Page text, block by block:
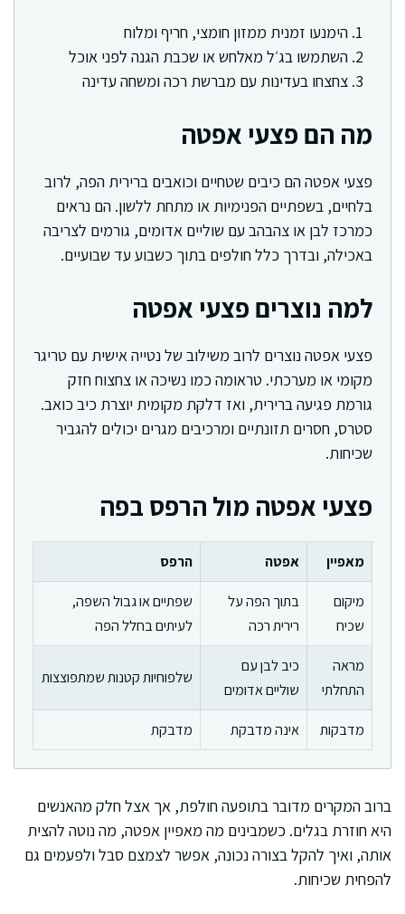
הימנעו זמנית ממזון חומצי, חריף ומלוח
השתמשו בג׳ל מאלחש או שכבת הגנה לפני אוכל
צחצחו בעדינות עם מברשת רכה ומשחה עדינה
מה הם פצעי אפטה
פצעי אפטה הם כיבים שטחיים וכואבים ברירית הפה, לרוב
בלחיים, בשפתיים הפנימיות או מתחת ללשון. הם נראים
כמרכז לבן או צהבהב עם שוליים אדומים, גורמים לצריבה
באכילה, ובדרך כלל חולפים בתוך כשבוע עד שבועיים.
למה נוצרים פצעי אפטה
פצעי אפטה נוצרים לרוב משילוב של נטייה אישית עם טריגר
מקומי או מערכתי. טראומה כמו נשיכה או צחצוח חזק
גורמת פגיעה ברירית, ואז דלקת מקומית יוצרת כיב כואב.
סטרס, חסרים תזונתיים ומרכיבים מגרים יכולים להגביר
שכיחות.
פצעי אפטה מול הרפס בפה
מאפיין אפטה
הרפס
מיקום
שכיח
בתוך הפה על
רירית רכה
שפתיים או גבול השפה,
לעיתים בחלל הפה
מראה
התחלתי
כיב לבן עם
שוליים אדומים
שלפוחיות קטנות שמתפוצצות
מדבקות אינה מדבקת מדבקת
ברוב המקרים מדובר בתופעה חולפת, אך אצל חלק מהאנשים
היא חוזרת בגלים. כשמבינים מה מאפיין אפטה, מה נוטה להצית
אותה, ואיך להקל בצורה נכונה, אפשר לצמצם סבל ולפעמים גם
להפחית שכיחות.